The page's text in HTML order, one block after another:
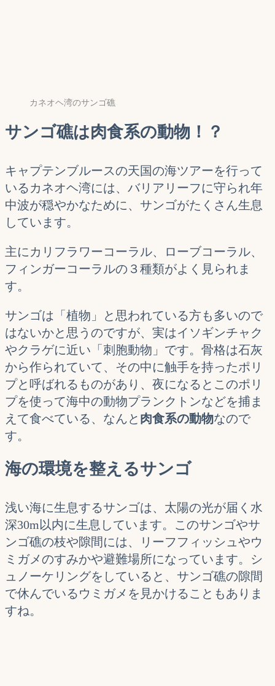
カネオヘ湾のサンゴ礁
サンゴ礁は肉食系の動物！？
キャプテンブルースの天国の海ツアーを行って
いるカネオヘ湾には、バリアリーフに守られ年
中波が穏やかなために、サンゴがたくさん生息
しています。
主にカリフラワーコーラル、ローブコーラル、
フィンガーコーラルの３種類がよく見られま
す。
サンゴは「植物」と思われている方も多いので
はないかと思うのですが、実はイソギンチャク
やクラゲに近い「刺胞動物」です。骨格は石灰
から作られていて、その中に触手を持ったポリ
プと呼ばれるものがあり、夜になるとこのポリ
プを使って海中の動物プランクトンなどを捕ま
えて食べている、なんと 肉食系の動物なので
す。
海の環境を整えるサンゴ
浅い海に生息するサンゴは、太陽の光が届く水
深30m以内に生息しています。このサンゴやサ
ンゴ礁の枝や隙間には、リーフフィッシュやウ
ミガメのすみかや避難場所になっています。シ
ュノーケリングをしていると、サンゴ礁の隙間
で休んでいるウミガメを見かけることもありま
すね。